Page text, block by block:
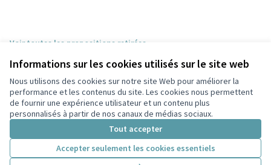
Informations sur les cookies utilisés sur le site web
Nous utilisons des cookies sur notre site Web pour améliorer la
performance et les contenus du site. Les cookies nous permettent
de fournir une expérience utilisateur et un contenu plus
personnalisés à partir de nos canaux de médias sociaux.
Tout accepter
Accepter seulement les cookies essentiels
Voir toutes les propositions retirées
Conditions d'utilisation
Paramètres des cookies
Participez Villeurbanne sur X
(Lien externe)
Participez Villeurbanne sur Facebook
Participez Villeurbanne sur Instagram
Participez Villeurbanne sur YouTube
(Lien externe)
Licence
(Lien